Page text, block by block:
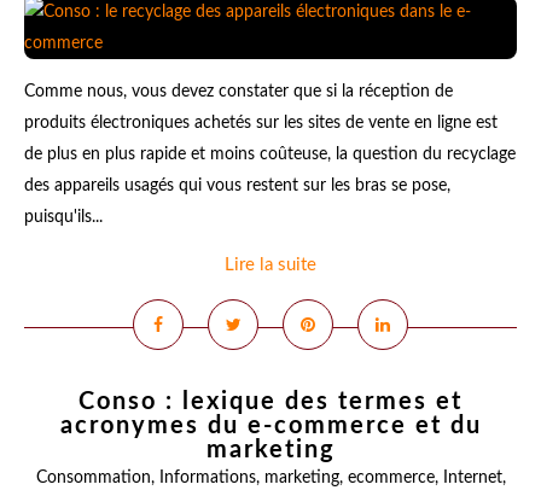
Comme nous, vous devez constater que si la réception de
produits électroniques achetés sur les sites de vente en ligne est
de plus en plus rapide et moins coûteuse, la question du recyclage
des appareils usagés qui vous restent sur les bras se pose,
puisqu'ils...
Lire la suite
Conso : lexique des termes et
acronymes du e-commerce et du
marketing
Consommation, Informations, marketing, ecommerce, Internet,